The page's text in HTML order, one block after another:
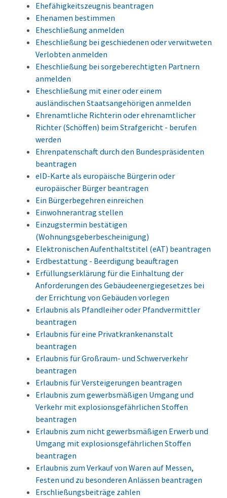
Ehefähigkeitszeugnis beantragen
Ehenamen bestimmen
Eheschließung anmelden
Eheschließung bei geschiedenen oder verwitweten
Verlobten anmelden
Eheschließung bei sorgeberechtigten Partnern
anmelden
Eheschließung mit einer oder einem
ausländischen Staatsangehörigen anmelden
Ehrenamtliche Richterin oder ehrenamtlicher
Richter (Schöffen) beim Strafgericht - berufen
werden
Ehrenpatenschaft durch den Bundespräsidenten
beantragen
eID-Karte als europäische Bürgerin oder
europäischer Bürger beantragen
Ein Bürgerbegehren einreichen
Einwohnerantrag stellen
Einzugstermin bestätigen
(Wohnungsgeberbescheinigung)
Elektronischen Aufenthaltstitel (eAT) beantragen
Erdbestattung - Beerdigung beauftragen
Erfüllungserklärung für die Einhaltung der
Anforderungen des Gebäudeenergiegesetzes bei
der Errichtung von Gebäuden vorlegen
Erlaubnis als Pfandleiher oder Pfandvermittler
beantragen
Erlaubnis für eine Privatkrankenanstalt
beantragen
Erlaubnis für Großraum- und Schwerverkehr
beantragen
Erlaubnis für Versteigerungen beantragen
Erlaubnis zum gewerbsmäßigen Umgang und
Verkehr mit explosionsgefährlichen Stoffen
beantragen
Erlaubnis zum nicht gewerbsmäßigen Erwerb und
Umgang mit explosionsgefährlichen Stoffen
beantragen
Erlaubnis zum Verkauf von Waren auf Messen,
Festen und zu besonderen Anlässen beantragen
Erschließungsbeiträge zahlen